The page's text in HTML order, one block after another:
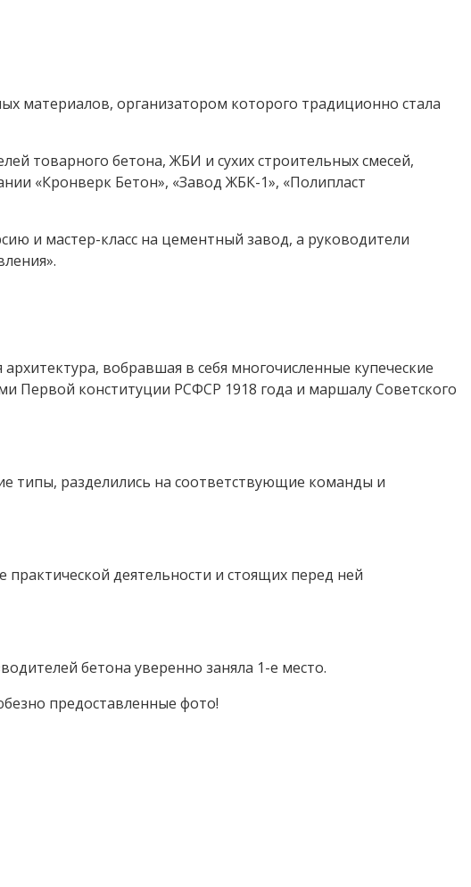
материалов, организатором которого традиционно стала
товарного бетона, ЖБИ и сухих строительных смесей,
«Кронверк Бетон», «Завод ЖБК-1», «Полипласт
и мастер-класс на цементный завод, а руководители
вобравшая в себя многочисленные купеческие
Первой конституции РСФСР 1918 года и маршалу Советского
типы, разделились на соответствующие команды и
деятельности и стоящих перед ней
бетона уверенно заняла 1-е место.
предоставленные фото!